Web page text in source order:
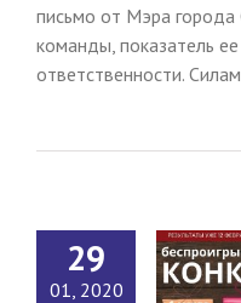
письмо от Мэра города
команды, показатель
ответственности.
29
01, 2020